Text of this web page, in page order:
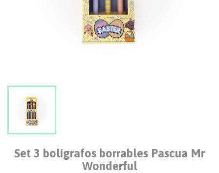
Set 3 bolígrafos borrables Pascua Mr
Wonderful